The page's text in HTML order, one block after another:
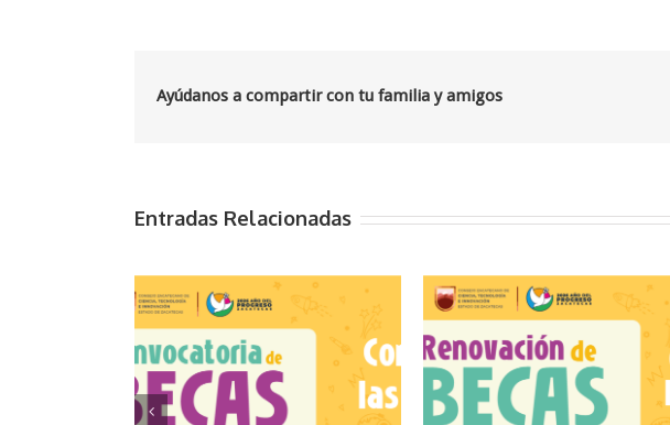
Ayúdanos a compartir con tu familia y amigos
Entradas Relacionadas